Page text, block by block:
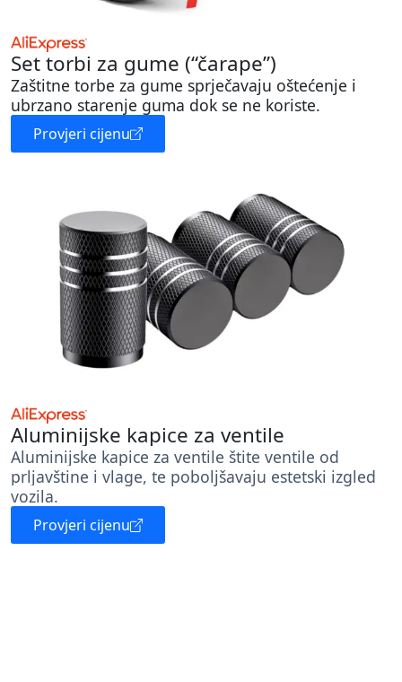
Set torbi za gume (“čarape”)
Zaštitne torbe za gume sprječavaju oštećenje i
ubrzano starenje guma dok se ne koriste.
Provjeri cijenu
Aluminijske kapice za ventile
Aluminijske kapice za ventile štite ventile od
prljavštine i vlage, te poboljšavaju estetski izgled
vozila.
Provjeri cijenu